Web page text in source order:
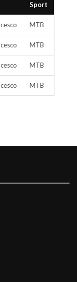
Sport
MTB
MTB
MTB
MTB